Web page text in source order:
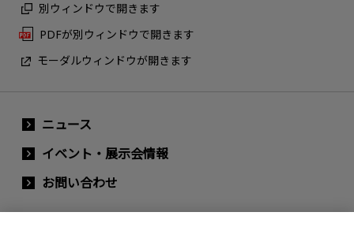
別ウィンドウで開きます
PDFが別ウィンドウで開きます
モーダルウィンドウが開きます
ニュース
イベント・展示会情報
お問い合わせ